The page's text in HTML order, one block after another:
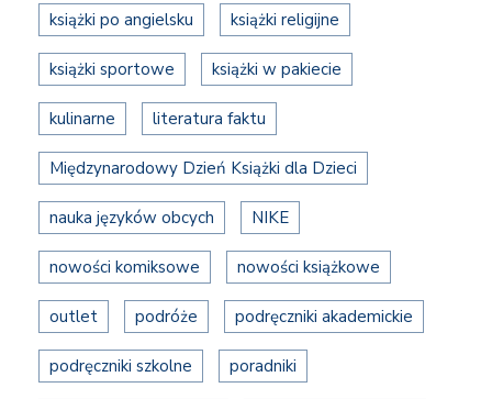
książki po angielsku książki religijne
książki sportowe książki w pakiecie
kulinarne literatura faktu
Międzynarodowy Dzień Książki dla Dzieci
nauka języków obcych NIKE
nowości komiksowe nowości książkowe
outlet podróże podręczniki akademickie
podręczniki szkolne poradniki